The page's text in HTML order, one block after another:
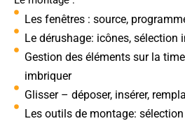
Les fenêtres : source,
Le dérushage: icônes, sélection
Gestion des éléments sur la
imbriquer
Glisser – déposer, insérer,
Les outils de montage: